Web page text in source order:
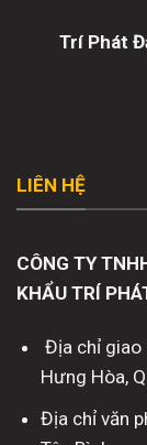
Trí Phát
LIÊN HỆ
CÔNG TY
KHẨU TRÍ
Địa chỉ giao
Hưng Hòa,
Địa chỉ văn